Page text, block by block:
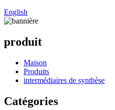
English
produit
Maison
Produits
intermédiaires de synthèse
Catégories